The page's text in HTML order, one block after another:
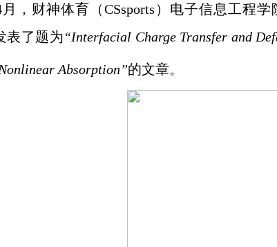
月，财神体育（CSsports）电子信息工程
表了题为“Interfacial Charge Transfer and
Absorption”的文章。